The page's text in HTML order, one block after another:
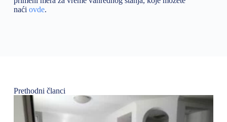
naći ovde.
Prethodni članci